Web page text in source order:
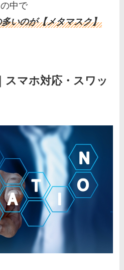
中で
いのが【メタマスク】
スマホ対応・スワッ